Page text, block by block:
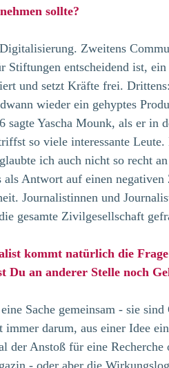
sollte?
Zweitens
Stiftungen entscheidend ist,
und setzt Kräfte frei.
wieder ein gehyptes
sagte Yascha Mounk, als er in
so viele interessante Leute.
ich auch nicht so recht
Antwort auf einen negativen
Journalistinnen und
gesamte Zivilgesellschaft
kommt natürlich die
Du an anderer Stelle noch
Sache gemeinsam - sie
darum, aus einer Idee
Anstoß für eine Recherche